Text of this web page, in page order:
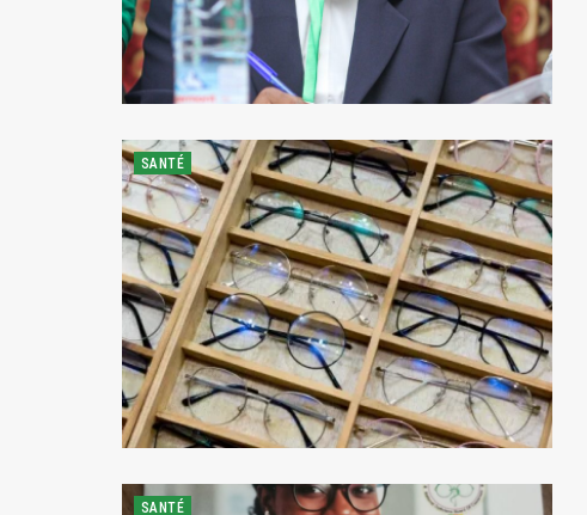
SANTÉ
SANTÉ